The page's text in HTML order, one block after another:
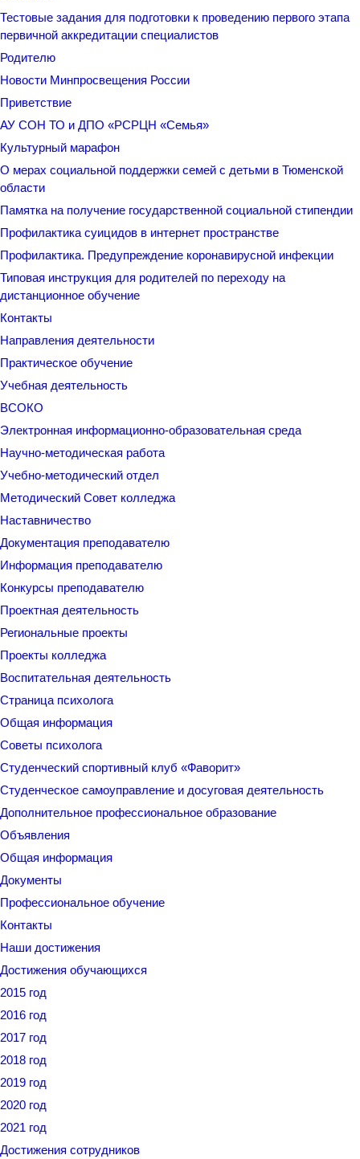
Тестовые задания для подготовки к проведению первого этапа
первичной аккредитации специалистов
Родителю
Новости Минпросвещения России
Приветствие
АУ СОН ТО и ДПО «РСРЦН «Семья»
Культурный марафон
О мерах социальной поддержки семей с детьми в Тюменской
области
Памятка на получение государственной социальной стипендии
Профилактика суицидов в интернет пространстве
Профилактика. Предупреждение коронавирусной инфекции
Типовая инструкция для родителей по переходу на
дистанционное обучение
Контакты
Направления деятельности
Практическое обучение
Учебная деятельность
ВСОКО
Электронная информационно-образовательная среда
Научно-методическая работа
Учебно-методический отдел
Методический Совет колледжа
Наставничество
Документация преподавателю
Информация преподавателю
Конкурсы преподавателю
Проектная деятельность
Региональные проекты
Проекты колледжа
Воспитательная деятельность
Страница психолога
Общая информация
Советы психолога
Студенческий спортивный клуб «Фаворит»
Студенческое самоуправление и досуговая деятельность
Дополнительное профессиональное образование
Объявления
Общая информация
Документы
Профессиональное обучение
Контакты
Наши достижения
Достижения обучающихся
2015 год
2016 год
2017 год
2018 год
2019 год
2020 год
2021 год
Достижения сотрудников